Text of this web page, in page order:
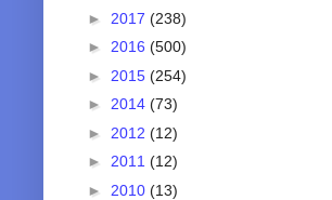
► 2017 (238)
► 2016 (500)
► 2015 (254)
► 2014 (73)
► 2012 (12)
► 2011 (12)
► 2010 (13)